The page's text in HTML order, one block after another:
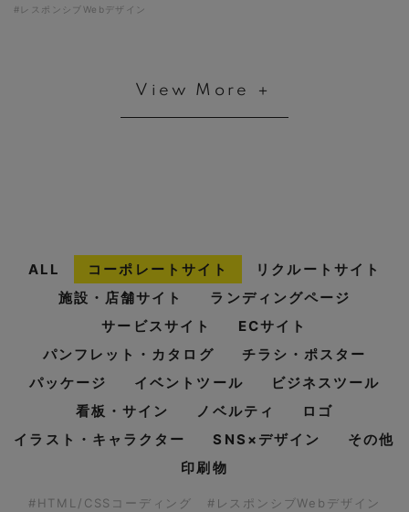
#レスポンシブWebデザイン
View More ＋
ALL コーポレートサイト
リクルートサイト
施設・店舗サイト
ランディングページ
サービスサイト
ECサイト
パンフレット・カタログ
チラシ・ポスター
パッケージ
イベントツール
ビジネスツール
看板・サイン
ノベルティ
ロゴ
イラスト・キャラクター
SNS×デザイン
その他
印刷物
#HTML/CSSコーディング
#レスポンシブWebデザイン